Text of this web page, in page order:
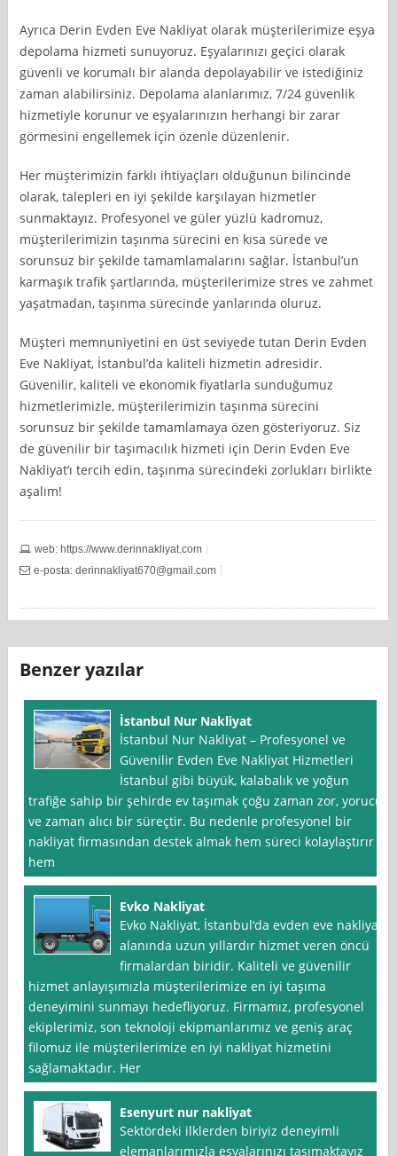
Ayrıca Derin Evden Eve Nakliyat olarak müşterilerimize eşya
depolama hizmeti sunuyoruz. Eşyalarınızı geçici olarak
güvenli ve korumalı bir alanda depolayabilir ve istediğiniz
zaman alabilirsiniz. Depolama alanlarımız, 7/24 güvenlik
hizmetiyle korunur ve eşyalarınızın herhangi bir zarar
görmesini engellemek için özenle düzenlenir.
Her müşterimizin farklı ihtiyaçları olduğunun bilincinde
olarak, talepleri en iyi şekilde karşılayan hizmetler
sunmaktayız. Profesyonel ve güler yüzlü kadromuz,
müşterilerimizin taşınma sürecini en kısa sürede ve
sorunsuz bir şekilde tamamlamalarını sağlar. İstanbul’un
karmaşık trafik şartlarında, müşterilerimize stres ve zahmet
yaşatmadan, taşınma sürecinde yanlarında oluruz.
Müşteri memnuniyetini en üst seviyede tutan Derin Evden
Eve Nakliyat, İstanbul’da kaliteli hizmetin adresidir.
Güvenilir, kaliteli ve ekonomik fiyatlarla sunduğumuz
hizmetlerimizle, müşterilerimizin taşınma sürecini
sorunsuz bir şekilde tamamlamaya özen gösteriyoruz. Siz
de güvenilir bir taşımacılık hizmeti için Derin Evden Eve
Nakliyat’ı tercih edin, taşınma sürecindeki zorlukları birlikte
aşalım!
web: https://www.derinnakliyat.com
e-posta:derinnakliyat670@gmail.com
Benzer yazılar
İstanbul Nur Nakliyat
İstanbul Nur Nakliyat – Profesyonel ve
Güvenilir Evden Eve Nakliyat Hizmetleri
İstanbul gibi büyük, kalabalık ve yoğun
trafiğe sahip bir şehirde ev taşımak çoğu zaman zor, yorucu
ve zaman alıcı bir süreçtir. Bu nedenle profesyonel bir
nakliyat firmasından destek almak hem süreci kolaylaştırır
hem
Evko Nakliyat
Evko Nakliyat, İstanbul‘da evden eve nakliyat
alanında uzun yıllardır hizmet veren öncü
firmalardan biridir. Kaliteli ve güvenilir
hizmet anlayışımızla müşterilerimize en iyi taşıma
deneyimini sunmayı hedefliyoruz. Firmamız, profesyonel
ekiplerimiz, son teknoloji ekipmanlarımız ve geniş araç
filomuz ile müşterilerimize en iyi nakliyat hizmetini
sağlamaktadır. Her
Esenyurt nur nakliyat
Sektördeki ilklerden biriyiz deneyimli
elemanlarımızla eşyalarınızı taşımaktayız